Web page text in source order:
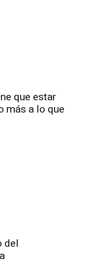
que estar
más a lo que
del